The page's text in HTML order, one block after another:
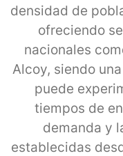
densidad de
ofreciendo
nacionales
Alcoy, siendo
puede
tiempos de
demanda y
establecidas